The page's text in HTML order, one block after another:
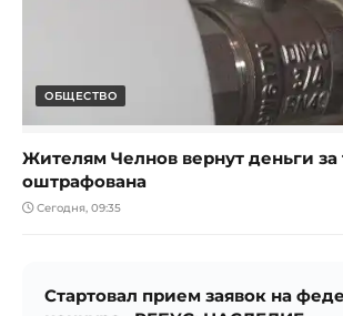
ОБЩЕСТВО
Жителям Челнов вернут деньги
оштрафована
Сегодня, 09:35
Стартовал прием заявок на